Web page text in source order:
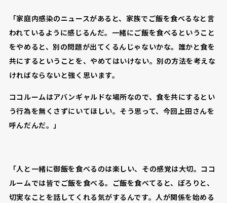
「家庭内感染のニュースがあると、家族でご飯を食べるなと言
われているように感じるんだ。一緒にご飯を食べるということ
をやめると、別の問題が出てくるんじゃないかな。誰かと食を
共にするということを、やめてはいけない。別の方法を考えな
ければならないと強く思います。
ココルームはアバンギャルドな場所なので、食を共にするとい
う行為を無くさずにいてほしい。そう思って、今回上田さんを
呼んだんだ。」
「人と一緒に御飯を食べるのは楽しい、その感覚は大切。ココ
ルームでは皆でご飯を食べる。ご飯を食べてると、ぽろりと、
切実なことを話してくれる気がするんです。人が関係を始める